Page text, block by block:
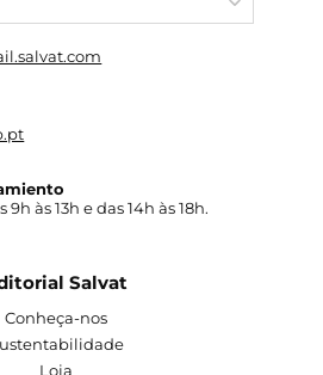
9h às 13h e das 14h às 18h.
Salvat
Conheça-nos
Loja